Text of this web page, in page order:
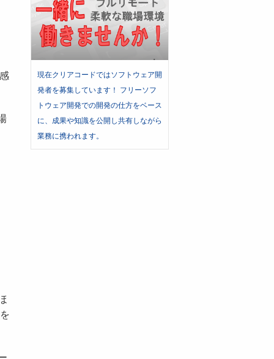
現在クリアコードではソフトウェア開
発者を募集しています！ フリーソフ
トウェア開発での開発の仕方をベース
に、成果や知識を公開し共有しながら
業務に携われます。